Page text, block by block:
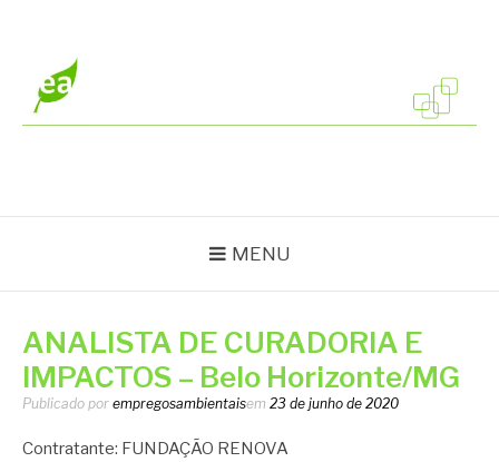
conteúdo
MENU
ANALISTA DE CURADORIA E
IMPACTOS – Belo Horizonte/MG
Publicado por empregosambientaisem 23 de junho de 2020
Contratante: FUNDAÇÃO RENOVA